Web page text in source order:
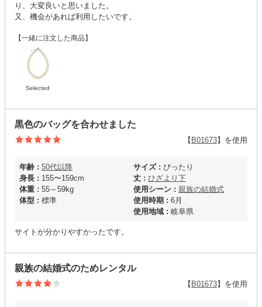
り、大変良いと思いました。
又、機会があれば利用したいです。
【一緒に注文した商品】
Selected
黒色のバッグを合わせました
【B01673】を使用
年齢 : 50代以降
身長 : 155〜159cm
体重 : 55～59kg
体型 : 標準
サイズ : ぴったり
丈 : ひざより下
使用シーン : 親族の結婚式
使用時期 : 6月
使用地域 : 岐阜県
サイトが分かりやすかったです。
親族の結婚式のためレンタル
【 B01673】を使用